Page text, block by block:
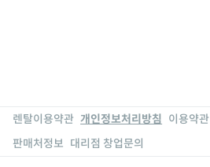
렌탈이용약관 개인정보처리방침 이용약관
판매처정보 대리점 창업문의